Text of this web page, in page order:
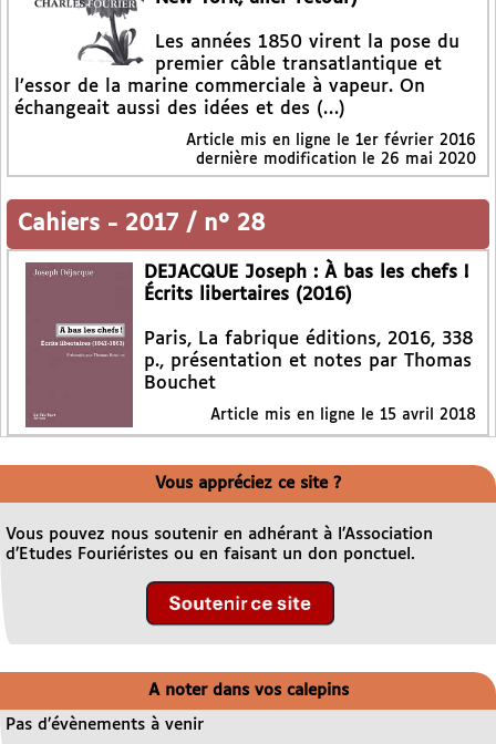
Les années 1850 virent la pose du
premier câble transatlantique et
l’essor de la marine commerciale à vapeur. On
échangeait aussi des idées et des (…)
Article mis en ligne le 1er février 2016
dernière modification le 26 mai 2020
Cahiers - 2017 / n° 28
DEJACQUE Joseph : À bas les chefs !
Écrits libertaires (2016)
Paris, La fabrique éditions, 2016, 338
p., présentation et notes par Thomas
Bouchet
Article mis en ligne le 15 avril 2018
Vous appréciez ce site ?
Vous pouvez nous soutenir en adhérant à l’Association
d’Etudes Fouriéristes ou en faisant un don ponctuel.
A noter dans vos calepins
Pas d’évènements à venir